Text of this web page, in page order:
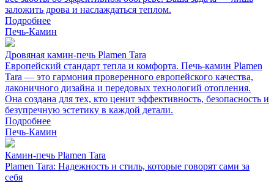
заложить дрова и наслаждаться теплом.
Подробнее
Печь-Камин
Дровяная камин-печь Plamen Tara
Европейский стандарт тепла и комфорта. Печь-камин Plamen
Tara — это гармония проверенного европейского качества,
лаконичного дизайна и передовых технологий отопления.
Она создана для тех, кто ценит эффективность, безопасность и
безупречную эстетику в каждой детали.
Подробнее
Печь-Камин
Камин-печь Plamen Tara
Plamen Tara: Надежность и стиль, которые говорят сами за
себя